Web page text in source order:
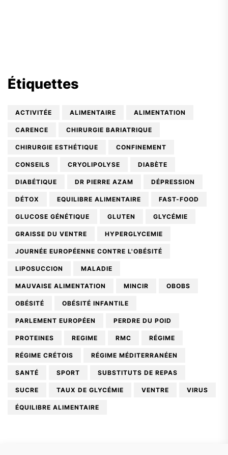
Étiquettes
ACTIVITÉE ALIMENTAIRE ALIMENTATION
CARENCE CHIRURGIE BARIATRIQUE
CHIRURGIE ESTHÉTIQUE CONFINEMENT
CONSEILS CRYOLIPOLYSE DIABÈTE
DIABÉTIQUE DR PIERRE AZAM DÉPRESSION
DÉTOX EQUILIBRE ALIMENTAIRE FAST-FOOD
GLUCOSE GÉNÉTIQUE GLUTEN GLYCÉMIE
GRAISSE DU VENTRE HYPERGLYCEMIE
JOURNÉE EUROPÉENNE CONTRE L'OBÉSITÉ
LIPOSUCCION MALADIE
MAUVAISE ALIMENTATION MINCIR OBOBS
OBÉSITÉ OBÉSITÉ INFANTILE
PARLEMENT EUROPÉEN PERDRE DU POID
PROTEINES REGIME RMC RÉGIME
RÉGIME CRÉTOIS RÉGIME MÉDITERRANÉEN
SANTÉ SPORT SUBSTITUTS DE REPAS
SUCRE TAUX DE GLYCÉMIE VENTRE VIRUS
ÉQUILIBRE ALIMENTAIRE